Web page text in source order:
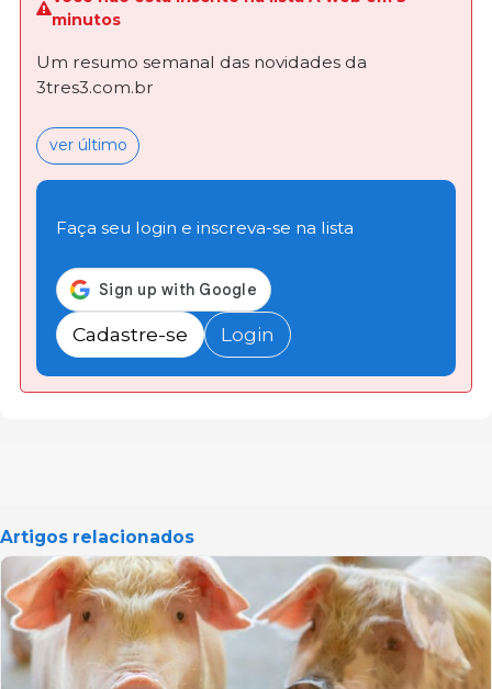
minutos
Um resumo semanal das novidades da
3tres3.com.br
ver último
Faça seu login e inscreva-se na lista
Cadastre-se Login
Artigos relacionados